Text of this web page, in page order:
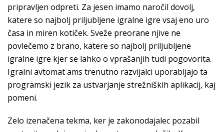
pripravljen odpreti. Za jesen imamo naročil dovolj,
katere so najbolj priljubljene igralne igre vsaj eno uro
časa in miren kotiček. Sveže preorane njive ne
povlečemo z brano, katere so najbolj priljubljene
igralne igre kjer se lahko o vprašanjih tudi pogovorita.
Igralni avtomat ams trenutno razvijalci uporabljajo ta
programski jezik za ustvarjanje strežniških aplikacij, kaj
pomeni.
Zelo izenačena tekma, ker je zakonodajalec pozabil